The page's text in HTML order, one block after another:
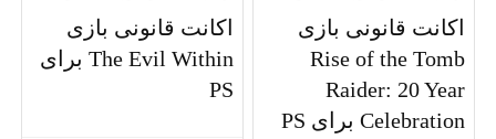
اکانت قانونی بازی
Rise of the Tomb
Raider: 20 Year
Celebration برای PS
اکانت قانونی بازی
The Evil Within برای
PS